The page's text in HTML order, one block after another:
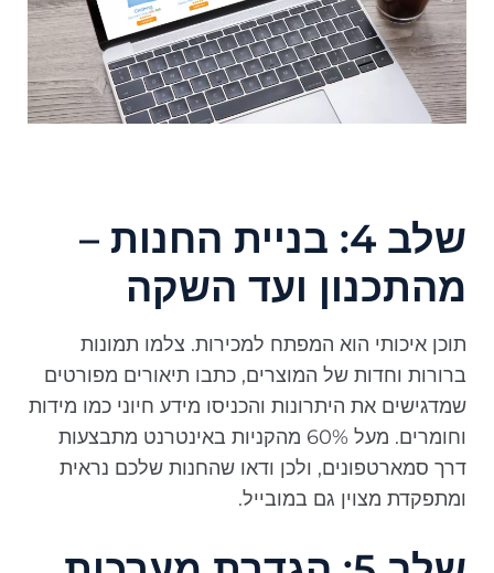
שלב 4: בניית החנות –
מהתכנון ועד השקה
תוכן איכותי הוא המפתח למכירות. צלמו תמונות
ברורות וחדות של המוצרים, כתבו תיאורים מפורטים
שמדגישים את היתרונות והכניסו מידע חיוני כמו מידות
וחומרים. מעל 60% מהקניות באינטרנט מתבצעות
דרך סמארטפונים, ולכן ודאו שהחנות שלכם נראית
ומתפקדת מצוין גם במובייל.